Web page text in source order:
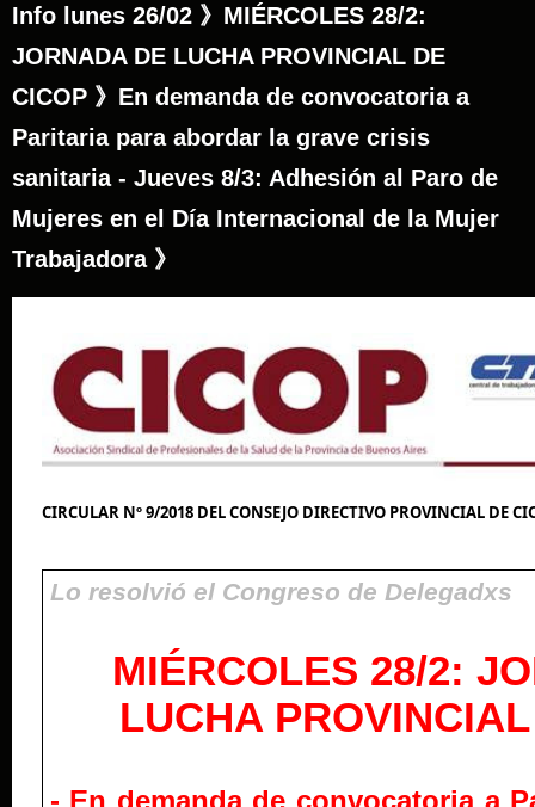
Info lunes 26/02 》MIÉRCOLES 28/2:
JORNADA DE LUCHA PROVINCIAL DE
CICOP 》En demanda de convocatoria a
Paritaria para abordar la grave crisis
sanitaria - Jueves 8/3: Adhesión al Paro de
Mujeres en el Día Internacional de la Mujer
Trabajadora 》
CIRCULAR Nº 9/2018 DEL CONSEJO DIRECTIVO PROVINCIAL DE
Lo resolvió el Congreso de Delegadxs
MIÉRCOLES 28/2:
LUCHA